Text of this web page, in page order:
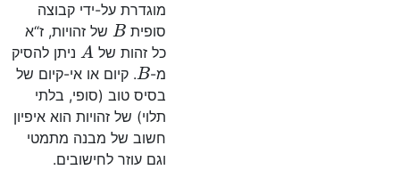
מוגדרת על-ידי קבוצה
סופית Bשל זהויות, ז“א
כל זהות של Aניתן להסיק
מ-B. קיום או אי-קיום של
בסיס טוב (סופי, בלתי
תלוי) של זהויות הוא איפיון
חשוב של מבנה מתמטי
וגם עוזר לחישובים.